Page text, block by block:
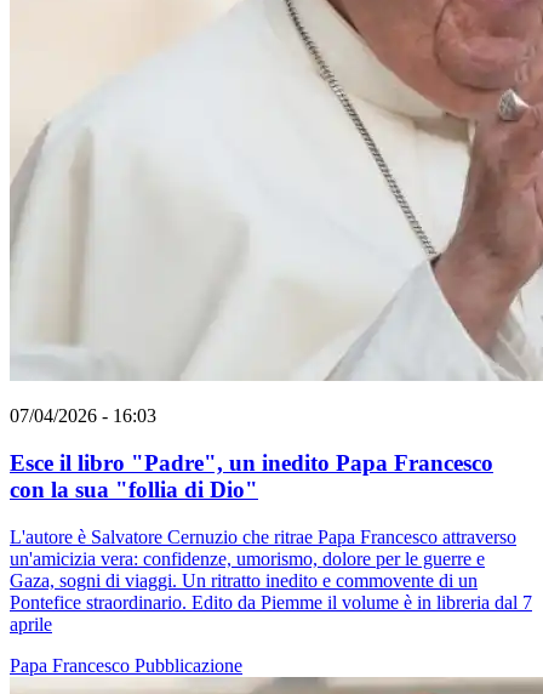
07/04/2026 - 16:03
Esce il libro "Padre", un inedito Papa Francesco
con la sua "follia di Dio"
L'autore è Salvatore Cernuzio che ritrae Papa Francesco attraverso
un'amicizia vera: confidenze, umorismo, dolore per le guerre e
Gaza, sogni di viaggi. Un ritratto inedito e commovente di un
Pontefice straordinario. Edito da Piemme il volume è in libreria dal 7
aprile
Papa Francesco Pubblicazione